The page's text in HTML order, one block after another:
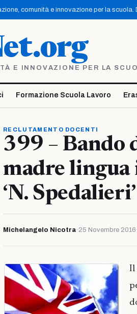
comunità e innovazione per la
E INNOVAZIONE PER LA
Formazione Scuola Lavoro
RECLUTAMENTO DOCENTI
399 – Bando
madre lingua
‘N.
Michelangelo Nicotra· 25 Novembre 2016
Il